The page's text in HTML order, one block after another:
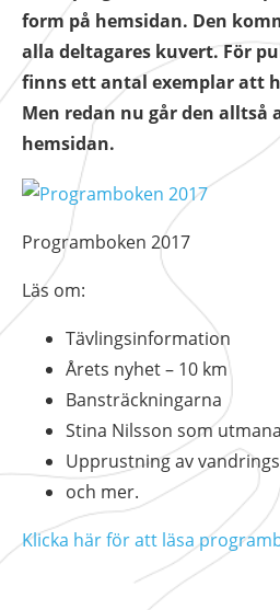
form på hemsidan. Den
alla deltagares kuvert. För
finns ett antal exemplar att
Men redan nu går den alltså
hemsidan.
Programboken 2017
Läs om:
Tävlingsinformation
Årets nyhet – 10 km
Bansträckningarna
Stina Nilsson som
Upprustning av
och mer.
Klicka här för att läsa